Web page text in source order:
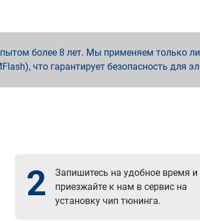
более 8 лет. Мы применяем только
что гарантирует безопасность для
2
Запишитесь на удобное время и
приезжайте к нам в сервис на
установку чип тюнинга.